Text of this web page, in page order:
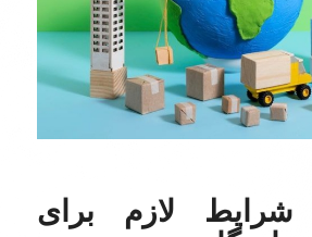
لازم برای